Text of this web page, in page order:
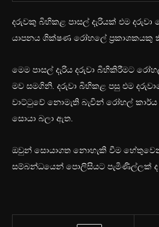
දරුවකු බිහිකළ පාසල් දැරියක් එම
යාපනය ශික්ෂණ ‍රෝහලේ ප්‍රකාශකයකු
මෙම පාසල් දැරිය දරුවා බිහිකිරීමට
මව සමගිනි. දරුවා බිහිකළ පසු එම
වාට්ටුවේ නොමැති බැවින් රෝහල්
සොයා බලා ඇත.
ඔවුන් සොයාගත නොහැකි වීම
සම්බන්ධයෙන් පොලිසියට පැමිණිල්ලක් ද